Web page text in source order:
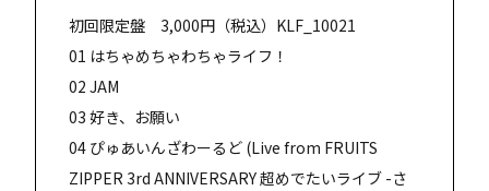
初回限定盤 3,000円（税込）KLF_10021
01 はちゃめちゃわちゃライフ！
02 JAM
03 好き、お願い
04 ぴゅあいんざわーるど (Live from FRUITS
ZIPPER 3rd ANNIVERSARY 超めでたいライブ -さ